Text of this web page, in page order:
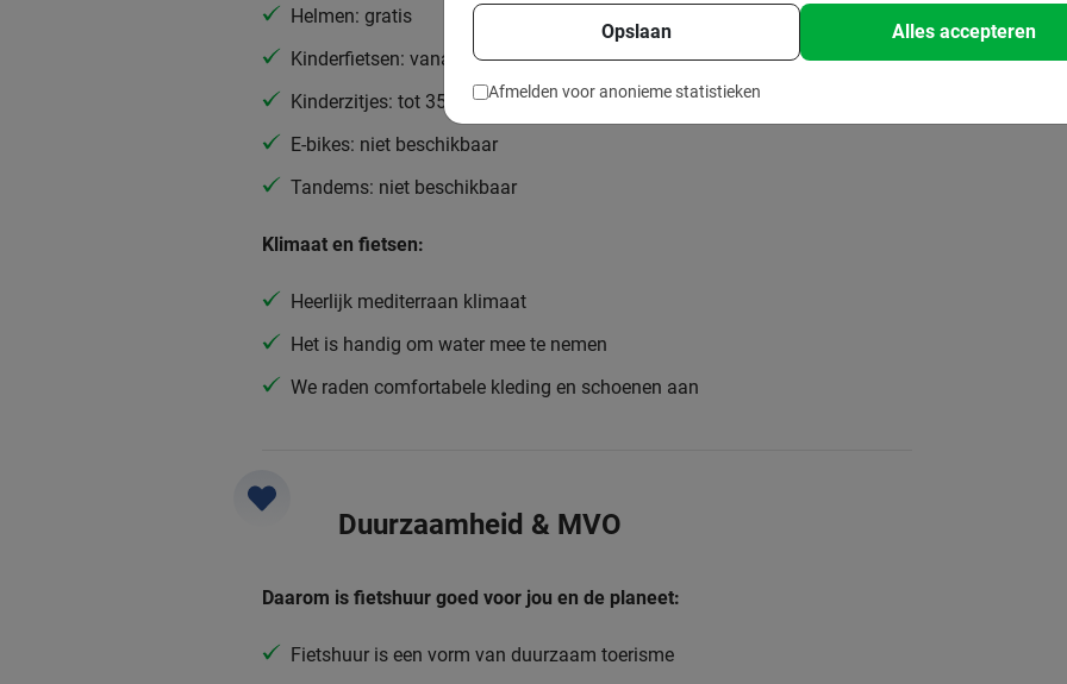
Opslaan Alles accepteren
Afmelden voor anonieme statistieken
Helmen: gratis
Kinderfietsen: vanaf 6 jaar
Kinderzitjes: tot 35 kg
E-bikes: niet beschikbaar
Tandems: niet beschikbaar
Klimaat en fietsen:
Heerlijk mediterraan klimaat
Het is handig om water mee te nemen
We raden comfortabele kleding en schoenen aan
Duurzaamheid & MVO
Daarom is fietshuur goed voor jou en de planeet:
Fietshuur is een vorm van duurzaam toerisme